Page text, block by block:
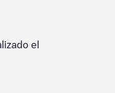
el